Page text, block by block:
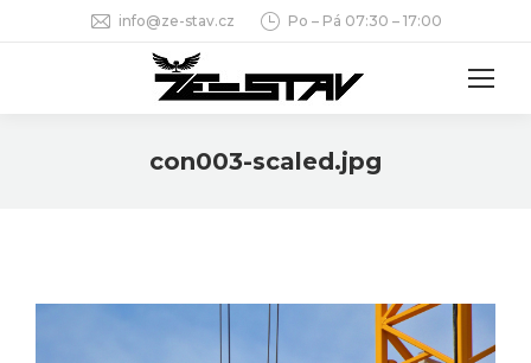
info@ze-stav.cz Po – Pá 07:30 – 17:00
con003-scaled.jpg